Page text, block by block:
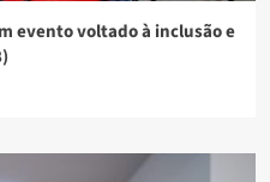
evento voltado à inclusão e